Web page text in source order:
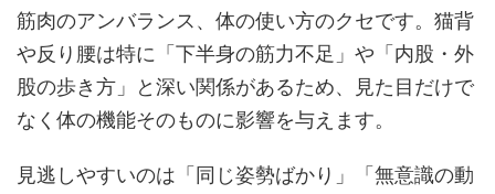
筋肉のアンバランス、体の使い方のクセです。猫背
や反り腰は特に「下半身の筋力不足」や「内股・外
股の歩き方」と深い関係があるため、見た目だけで
なく体の機能そのものに影響を与えます。
見逃しやすいのは「同じ姿勢ばかり」「無意識の動